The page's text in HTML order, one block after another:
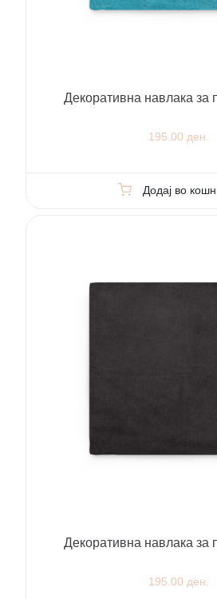
Декоративна навлака за
195.00 ден.
Додај во
Декоративна навлака за
195.00 ден.